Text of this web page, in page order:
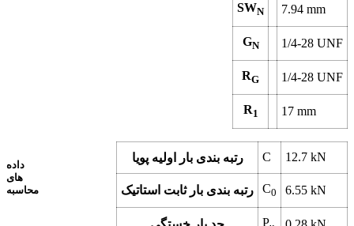
SWN 7.94 mm
GN 1/4-28 UNF
RG 1/4-28 UNF
R1 17 mm
داده
های
محاسبه
رتبه بندی بار اولیه پویا C 12.7 kN
رتبه بندی بار ثابت استاتیک C0 6.55 kN
P